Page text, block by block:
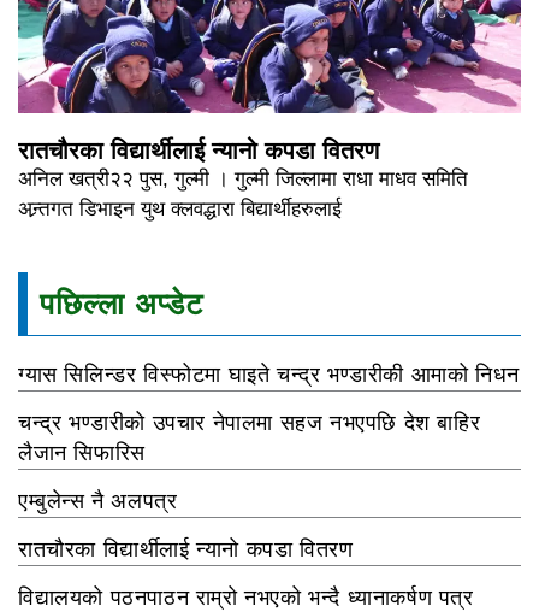
रातचौरका विद्यार्थीलाई न्यानो कपडा वितरण
अनिल खत्री२२ पुस, गुल्मी । गुल्मी जिल्लामा राधा माधव समिति
अन्र्तगत डिभाइन युथ क्लवद्धारा बिद्यार्थीहरुलाई
पछिल्ला अप्डेट
ग्यास सिलिन्डर विस्फोटमा घाइते चन्द्र भण्डारीकी आमाको निधन
चन्द्र भण्डारीको उपचार नेपालमा सहज नभएपछि देश बाहिर
लैजान सिफारिस
एम्बुलेन्स नै अलपत्र
रातचौरका विद्यार्थीलाई न्यानो कपडा वितरण
विद्यालयको पठनपाठन राम्रो नभएको भन्दै ध्यानाकर्षण पत्र